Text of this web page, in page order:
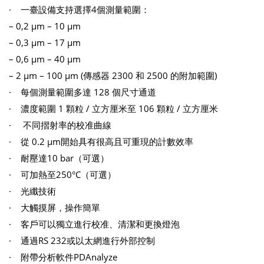
· 一臺設備支持選擇4個測量範圍：
– 0,2 µm – 10 µm
– 0,3 µm – 17 µm
– 0,6 µm – 40 µm
– 2 µm – 100 µm (傳感器 2300 和 2500 的附加範圍)
· 每個測量範圍多達 128 個尺寸通道
· 濃度範圍 1 顆粒 / 立方厘米至 106 顆粒 / 立方厘米
· 不同摺射率的校准曲線
· 從 0.2 μm開始具有很高且可重現的計數效率
· 耐壓達10 bar（可選）
· 可加熱至250°C（可選）
· 光纖技術
· 大觸摸屏，操作簡單
· 客戶可以獨立進行校准、清潔和更換燈泡
· 通過RS 232或以太網進行外部控制
· 附帶分析軟件PDAnalyze